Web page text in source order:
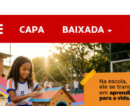
CAPA BAIXADA